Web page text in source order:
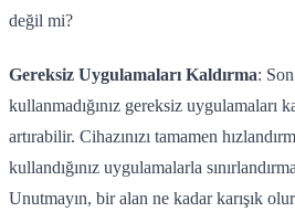
değil mi?
Gereksiz Uygulamaları Kaldırma:
kullanmadığınız gereksiz uygulamaları
artırabilir. Cihazınızı tamamen
kullandığınız uygulamalarla
Unutmayın, bir alan ne kadar karışık